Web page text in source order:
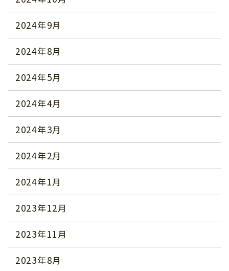
2024年9月
2024年8月
2024年5月
2024年4月
2024年3月
2024年2月
2024年1月
2023年12月
2023年11月
2023年8月